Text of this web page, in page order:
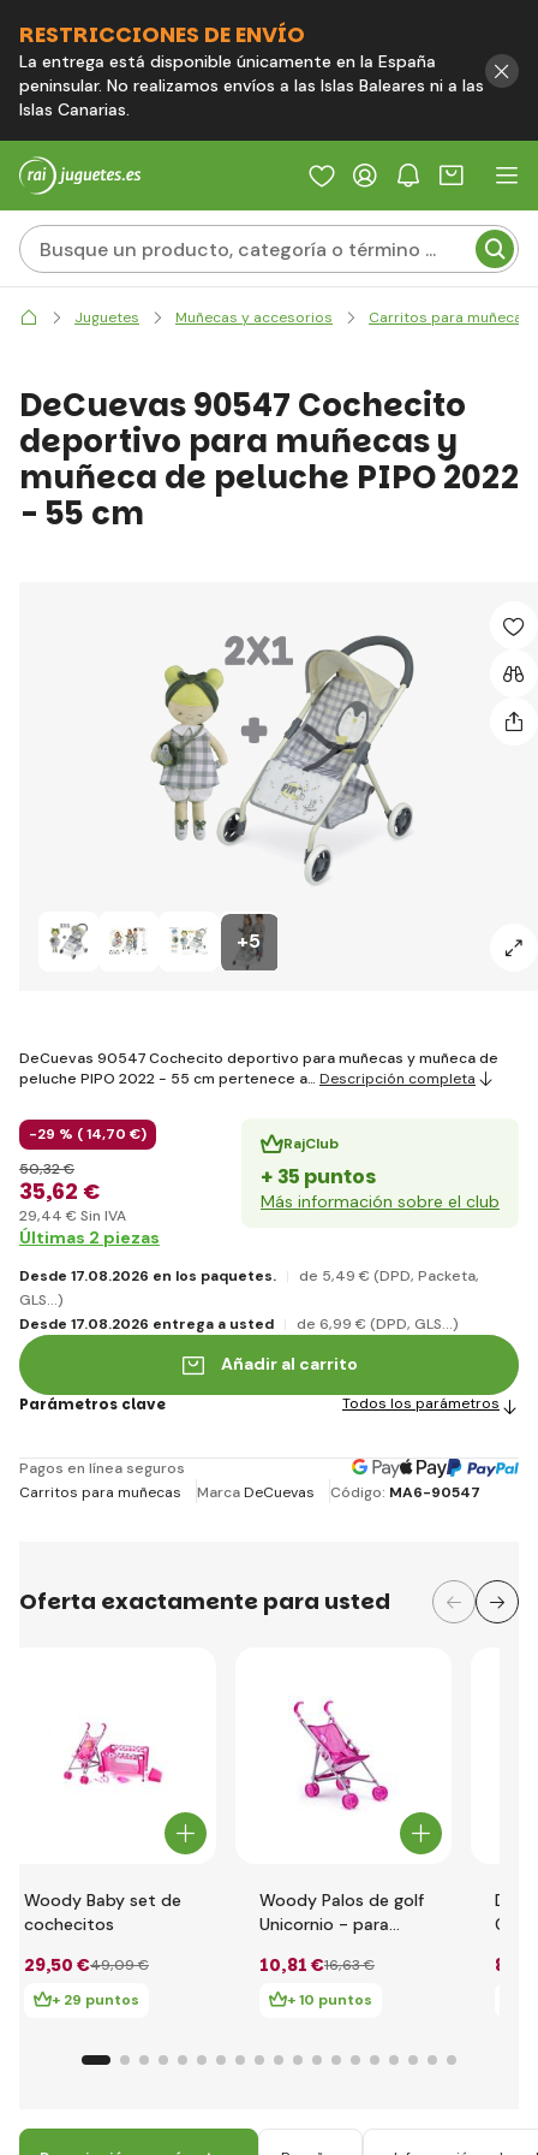
RESTRICCIONES DE ENVÍO
La entrega está disponible únicamente en la España
peninsular. No realizamos envíos a las Islas Baleares ni a las
Islas Canarias.
Juguetes Muñecas y accesorios Carritos para muñecas
+5
DeCuevas 90547 Cochecito
deportivo para muñecas y
muñeca de peluche PIPO 2022
- 55 cm
DeCuevas 90547 Cochecito deportivo para muñecas y muñeca de
peluche PIPO 2022 - 55 cm pertenece a… Descripción completa
-29 % (14,70 €)
35,62 €
50,32 €
29,44 € Sin IVA
RajClub
+ 35 puntos
Más información sobre el club
Últimas 2 piezas
Desde 17.08.2026 en los paquetes. de 5,49 € (DPD, Packeta,
GLS...)
Desde 17.08.2026 entrega a usted
de 6,99 € (DPD, GLS...)
Añadir al carrito
Parámetros clave Todos los parámetros
Pagos en línea seguros
Carritos para muñecas
MarcaDeCuevas Código: MA6-90547
Oferta exactamente para usted
Woody Baby set de
cochecitos
29,50 €49,09 €
+ 29 puntos
Woody Palos de golf
Unicornio - para
10,81 €16,63 €
+ 10 puntos
con
85